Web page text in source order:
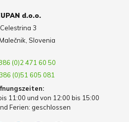
d.o.o.
Celestrina 3
Slovenia
(0)2 471 60 50
(0)51 605 081
11:00 und von 12:00 bis 15:00
Ferien: geschlossen